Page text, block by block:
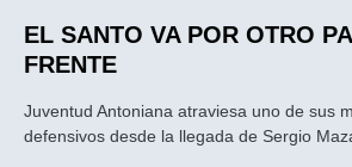
EL SANTO VA POR OTRO
FRENTE
Juventud Antoniana atraviesa uno de sus
defensivos desde la llegada de Sergio